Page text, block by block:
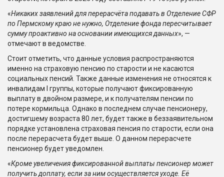
«Никаких заявлений для перерасчёта подавать в Отделение СФР
по Пермскому краю не нужно, Отделение фонда пересчитывает
сумму проактивно на основании имеющихся данных», —
отмечают в ведомстве.
Стоит отметить, что данные условия распространяются
именно на страховую пенсию по старости и не касаются
социальных пенсий. Также данные изменения не относятся к
инвалидам I группы, которые получают фиксированную
выплату в двойном размере, и к получателям пенсии по
потере кормильца. Однако в последнем случае пенсионеру,
достигшему возраста 80 лет, будет также в беззаявительном
порядке установлена страховая пенсия по старости, если она
после перерасчета будет выше. О данном перерасчете
пенсионер будет уведомлен.
«Кроме увеличения фиксированной выплаты пенсионер может
получить доплату, если за ним осуществляется уходе. Её